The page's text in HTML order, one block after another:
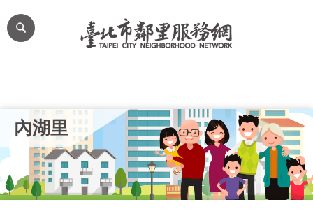
跳到主要內容區塊
網
站
台
內湖里